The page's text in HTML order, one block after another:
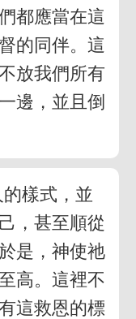
都應當在這
的同伴。這
放我們所有
邊，並且倒
樣式，並
，甚至順從
是，神使祂
高。這裡不
這救恩的標